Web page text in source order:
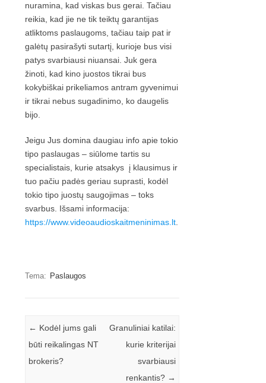
nuramina, kad viskas bus gerai. Tačiau
reikia, kad jie ne tik teiktų garantijas
atliktoms paslaugoms, tačiau taip pat ir
galėtų pasirašyti sutartį, kurioje bus visi
patys svarbiausi niuansai. Juk gera
žinoti, kad kino juostos tikrai bus
kokybiškai prikeliamos antram gyvenimui
ir tikrai nebus sugadinimo, ko daugelis
bijo.
Jeigu Jus domina daugiau info apie tokio
tipo paslaugas – siūlome tartis su
specialistais, kurie atsakys į klausimus ir
tuo pačiu padės geriau suprasti, kodėl
tokio tipo juostų saugojimas – toks
svarbus. Išsami informacija:
https://www.videoaudioskaitmeninimas.lt.
Tema: Paslaugos
Įrašo navigacija
← Kodėl jums gali
būti reikalingas NT
brokeris?
Granuliniai katilai:
kurie kriterijai
svarbiausi
renkantis? →